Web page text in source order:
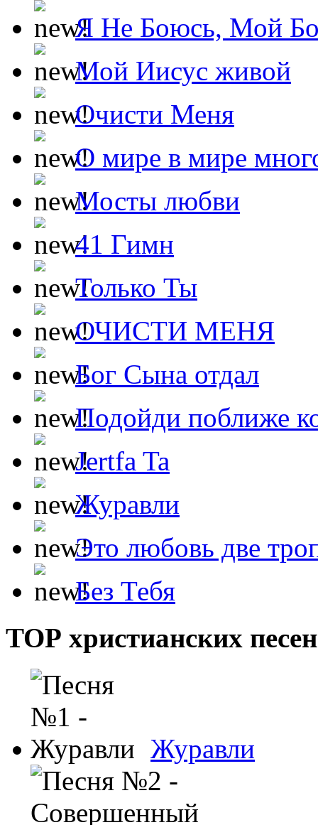
Я Не Боюсь, Мой
Мой Иисус живой
Очисти Меня
О мире в мире
Мосты любви
41 Гимн
Только Ты
ОЧИСТИ МЕНЯ
Бог Сына отдал
Подойди поближе
Jertfa Ta
Журавли
Это любовь две
Без Тебя
ТОР христианских песен
Журавли